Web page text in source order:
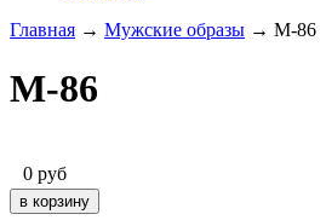
Главная → Мужские образы → M-86
M-86
0 руб